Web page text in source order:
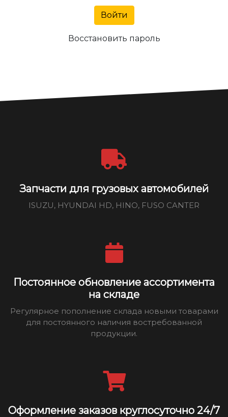
Войти
Восстановить пароль
Запчасти для грузовых автомобилей
ISUZU, HYUNDAI HD, HINO, FUSO CANTER
Постоянное обновление ассортимента
на складе
Регулярное пополнение склада новыми товарами
для постоянного наличия востребованной
продукции.
Оформление заказов круглосуточно 24/7